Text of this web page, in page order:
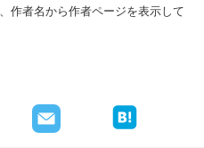
作者名から作者ページを表示して